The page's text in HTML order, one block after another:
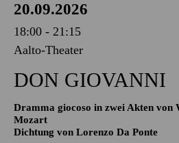
20.09.2026
18:00 - 21:15
Aalto-Theater
DON GIO­VANNI
Dramma giocoso in zwei Akten von
Mozart
Dichtung von Lorenzo Da Ponte